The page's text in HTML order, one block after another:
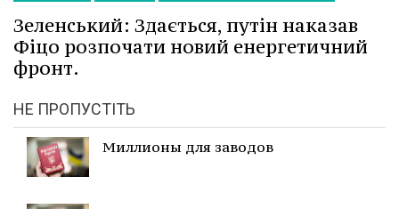
Зеленський: Здається, путін наказав
Фіцо розпочати новий енергетичний
фронт.
НЕ ПРОПУСТІТЬ
Миллионы для заводов